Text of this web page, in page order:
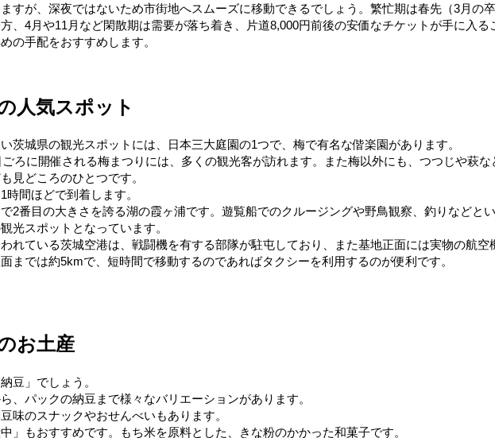
すが、深夜ではないため市街地へスムーズに移動できるでしょう。繁忙期は春先（3月の
、4月や11月など閑散期は需要が落ち着き、片道8,000円前後の安価なチケットが手に入
の手配をおすすめします。
人気スポット
茨城県の観光スポットには、日本三大庭園の1つで、梅で有名な偕楽園があります。
ろに開催される梅まつりには、多くの観光客が訪れます。また梅以外にも、つつじや萩
見どころのひとつです。
間ほどで到着します。
2番目の大きさを誇る湖の霞ヶ浦です。遊覧船でのクルージングや野鳥観察、釣りなどと
光スポットとなっています。
れている茨城空港は、戦闘機を有する部隊が駐屯しており、また基地正面には実物の航
までは約5kmで、短時間で移動するのであればタクシーを利用するのが便利です。
お土産
豆」でしょう。
、パックの納豆まで様々なバリエーションがあります。
味のスナックやおせんべいもあります。
」もおすすめです。もち米を原料とした、きな粉のかかった和菓子です。